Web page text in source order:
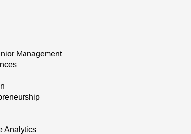
Management
Analytics